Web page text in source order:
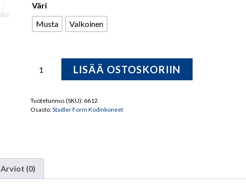
Väri
Musta
Valkoinen
Form
Kosteusmittari
MITTAA
LISÄÄ OSTOSKORIIN
Tuotetunnus (SKU): 6612
Osasto:Stadler Form Kodinkoneet
Arviot (0)